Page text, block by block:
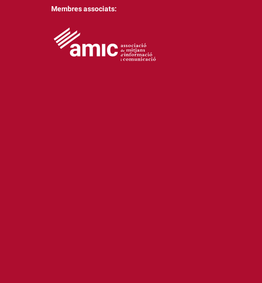
Membres associats: